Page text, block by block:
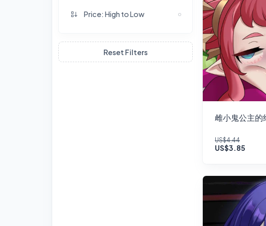
Price: High to Low
Reset Filters
雌小鬼公主的
US$4.44
US$3.85